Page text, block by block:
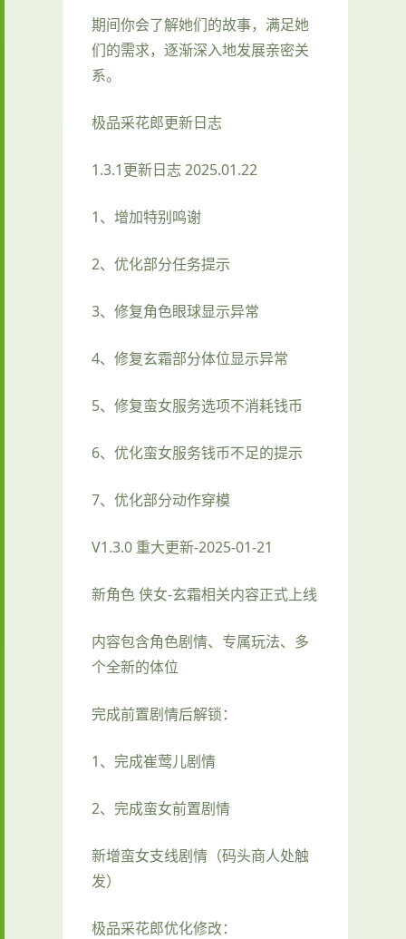
期间你会了解她们的故事，满足她
们的需求，逐渐深入地发展亲密关
系。
极品采花郎更新日志
1.3.1更新日志 2025.01.22
1、增加特别鸣谢
2、优化部分任务提示
3、修复角色眼球显示异常
4、修复玄霜部分体位显示异常
5、修复蛮女服务选项不消耗钱币
6、优化蛮女服务钱币不足的提示
7、优化部分动作穿模
V1.3.0 重大更新-2025-01-21
新角色 侠女-玄霜相关内容正式上线
内容包含角色剧情、专属玩法、多
个全新的体位
完成前置剧情后解锁：
1、完成崔莺儿剧情
2、完成蛮女前置剧情
新增蛮女支线剧情（码头商人处触
发）
极品采花郎优化修改：